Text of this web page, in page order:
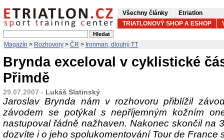
Všechny články
Etriatlon
TRIATLONOVÝ SHOP A ESHOP
Magazín > Rozhovory > ČR > Ironman, dlouhý TT
Brynda exceloval v cyklistické
Přimdě
29.07.2007 - Lukáš Slatinský
Jaroslav Brynda nám v rozhovoru přiblížil
závodem se potýkal s nepříjemným kožním
nastupoval řádně nažhaven. Nakonec skončil na
dozvíte i o jeho spolukomentování Tour de France